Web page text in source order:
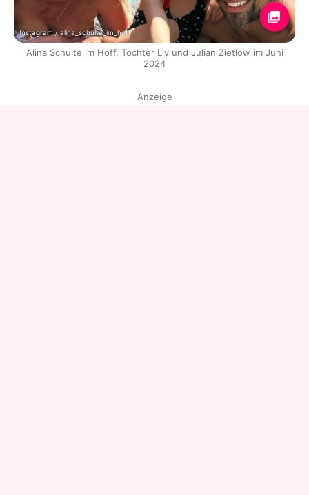
Instagram / alina_schulte_im_hoff
Alina Schulte im Hoff, Tochter Liv und Julian Zietlow im Juni
2024
Anzeige